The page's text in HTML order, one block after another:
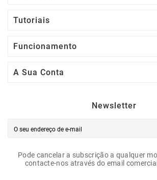
Tutoriais
Funcionamento
A Sua Conta
Newsletter
Pode cancelar a subscrição a qualquer
contacte-nos através do email